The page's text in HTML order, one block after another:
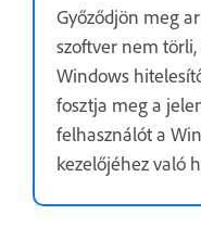
Győződjön meg
szoftver nem
Windows
fosztja meg a
felhasználót a
kezelőjéhez való